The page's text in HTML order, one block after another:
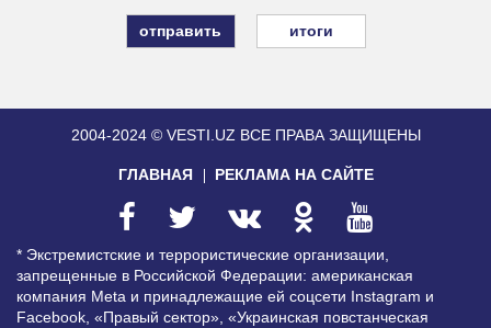
итоги
2004-2024 © VESTI.UZ ВСЕ ПРАВА ЗАЩИЩЕНЫ
ГЛАВНАЯ РЕКЛАМА НА САЙТЕ
* Экстремистские и террористические организации,
запрещенные в Российской Федерации: американская
компания Meta и принадлежащие ей соцсети Instagram и
Facebook, «Правый сектор», «Украинская повстанческая